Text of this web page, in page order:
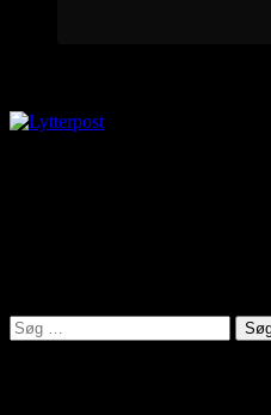
Søg
efter: